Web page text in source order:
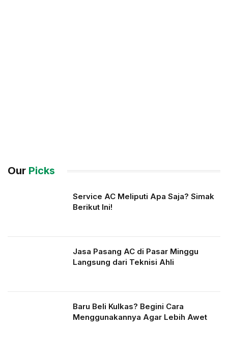
Our Picks
Service AC Meliputi Apa Saja? Simak
Berikut Ini!
Jasa Pasang AC di Pasar Minggu
Langsung dari Teknisi Ahli
Baru Beli Kulkas? Begini Cara
Menggunakannya Agar Lebih Awet